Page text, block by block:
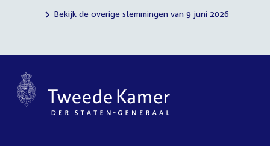
Bekijk de overige stemmingen van 9 juni 2026